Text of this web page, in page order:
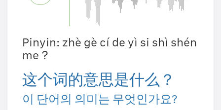
Pinyin: zhè gè cí de yì si shì shén
me？
这个词的意思是什么？
이 단어의 의미는 무엇인가요?